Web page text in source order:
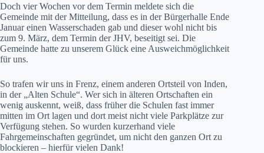
Doch vier Wochen vor dem Termin meldete sich die
Gemeinde mit der Mitteilung, dass es in der Bürgerhalle Ende
Januar einen Wasserschaden gab und dieser wohl nicht bis
zum 9. März, dem Termin der JHV, beseitigt sei. Die
Gemeinde hatte zu unserem Glück eine Ausweichmöglichkeit
für uns.
So trafen wir uns in Frenz, einem anderen Ortsteil von Inden,
in der „Alten Schule“. Wer sich in älteren Ortschaften ein
wenig auskennt, weiß, dass früher die Schulen fast immer
mitten im Ort lagen und dort meist nicht viele Parkplätze zur
Verfügung stehen. So wurden kurzerhand viele
Fahrgemeinschaften gegründet, um nicht den ganzen Ort zu
blockieren – hierfür vielen Dank!